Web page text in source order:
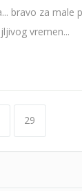
bravo za male
vremen...
29